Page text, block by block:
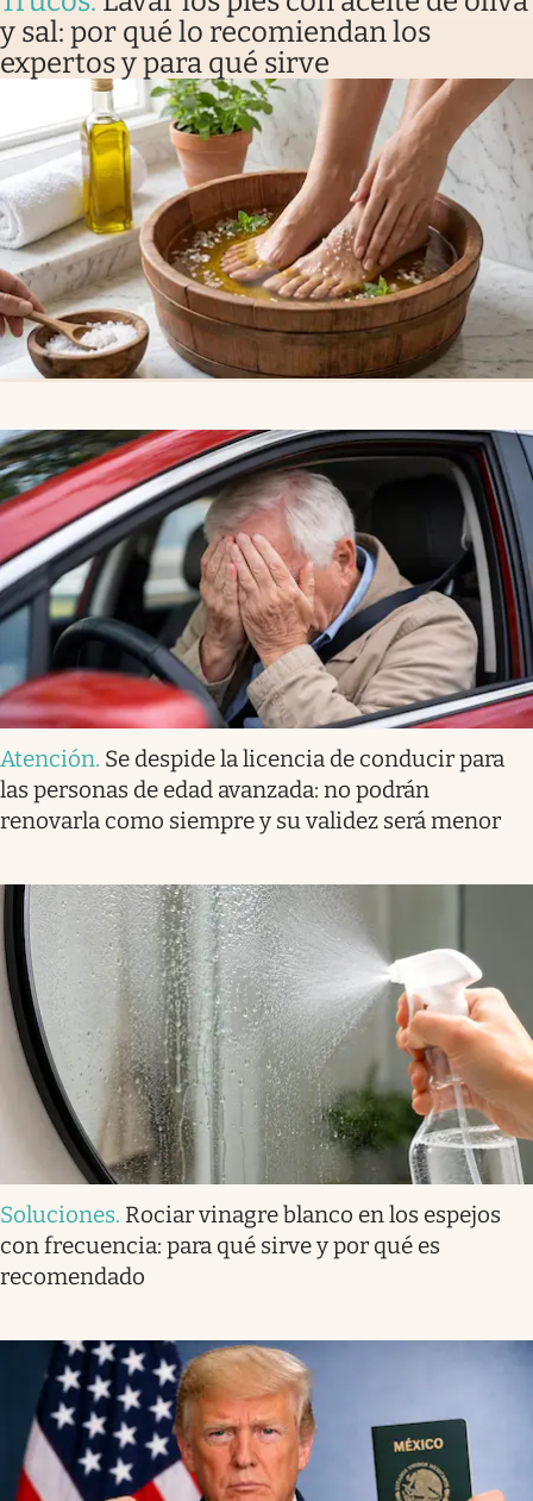
y sal: por qué lo recomiendan los
expertos y para qué sirve
Atención. Se despide la licencia de conducir para
las personas de edad avanzada: no podrán
renovarla como siempre y su validez será menor
Soluciones. Rociar vinagre blanco en los espejos
con frecuencia: para qué sirve y por qué es
recomendado